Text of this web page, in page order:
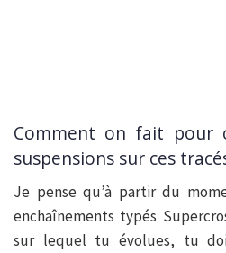
Comment on fait pour
suspensions sur ces
Je pense qu’à partir du
enchaînements typés
sur lequel tu évolues, tu